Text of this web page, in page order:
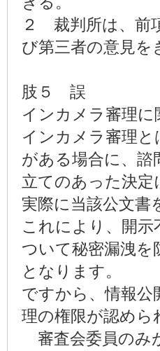
２ 裁判所は、前
び第三者の意見
肢５ 誤
インカメラ審理に
インカメラ審理と
がある場合に、諮
立てのあった決定
実際に当該公文書
これにより、開
ついて秘密漏洩を
となります。
ですから、情報公
理の権限が認めら
審査会委員のみ